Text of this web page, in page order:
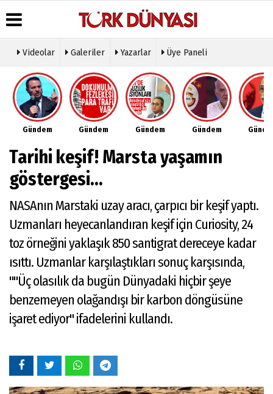
Üye Paneli
Haber
Arşivi
Gazete
Arşivi
Günün
Haberleri
Hava
Durumu
Gazete
Manşetleri
Anketler
Biyografiler
Köşe
Yazarları
Video
Galeri
Foto
Etkinlikler
Künye
İletişim
Çerez
Politikası
Videolar Galeriler Yazarlar Üye Paneli
Gündem Gündem Gündem Gündem
Tarihi keşif! Marsta yaşamın
göstergesi...
NASAnın Marstaki uzay aracı, çarpıcı bir keşif yaptı.
Uzmanları heyecanlandıran keşif için Curiosity, 24
toz örneğini yaklaşık 850 santigrat dereceye kadar
ısıttı. Uzmanlar karşılaştıkları sonuç karşısında,
""Üç olasılık da bugün Dünyadaki hiçbir şeye
benzemeyen olağandışı bir karbon döngüsüne
işaret ediyor" ifadelerini kullandı.